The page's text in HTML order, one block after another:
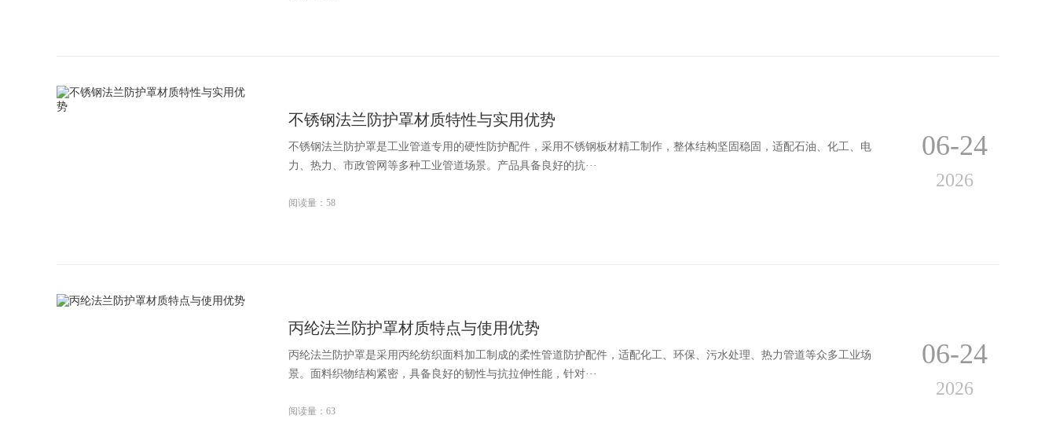
不锈钢法兰防护罩材质特性与实用优势
不锈钢法兰防护罩是工业管道专用的硬性防护配件，采用不锈钢板材精工制作，整体结构坚固稳固，适配石油、化工、电
力、热力、市政管网等多种工业管道场景。产品具备良好的抗···
阅读量：58
06-24
2026
丙纶法兰防护罩材质特点与使用优势
丙纶法兰防护罩是采用丙纶纺织面料加工制成的柔性管道防护配件，适配化工、环保、污水处理、热力管道等众多工业场
景。面料织物结构紧密，具备良好的韧性与抗拉伸性能，针对···
阅读量：63
06-24
2026